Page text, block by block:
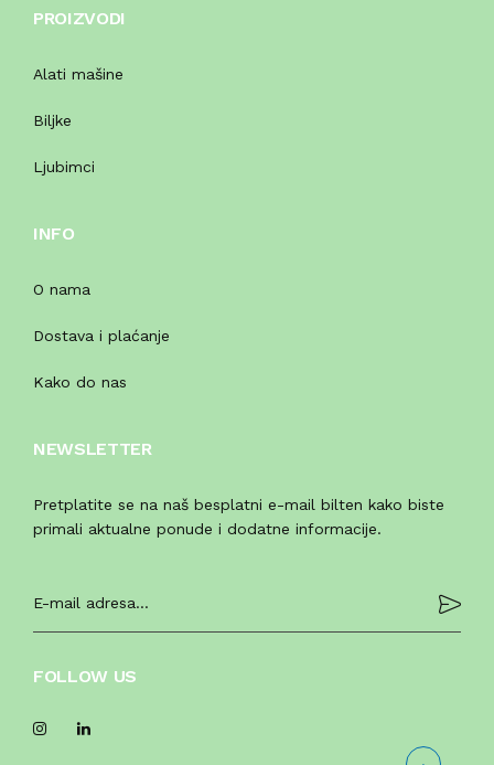
PROIZVODI
Alati mašine
Biljke
Ljubimci
INFO
O nama
Dostava i plaćanje
Kako do nas
NEWSLETTER
Pretplatite se na naš besplatni e-mail bilten kako biste
primali aktualne ponude i dodatne informacije.
FOLLOW US